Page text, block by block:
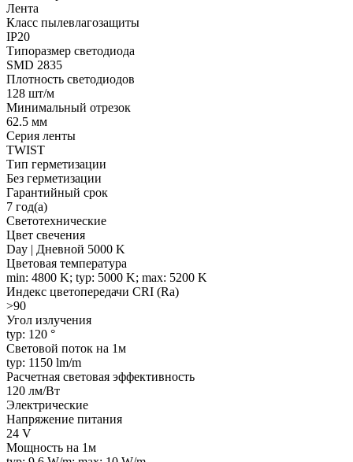
Лента
Класс пылевлагозащиты
IP20
Типоразмер светодиода
SMD 2835
Плотность светодиодов
128 шт/м
Минимальный отрезок
62.5 мм
Серия ленты
TWIST
Тип герметизации
Без герметизации
Гарантийный срок
7 год(а)
Светотехнические
Цвет свечения
Day | Дневной 5000 K
Цветовая температура
min: 4800 K; typ: 5000 K; max: 5200 K
Индекс цветопередачи CRI (Ra)
>90
Угол излучения
typ: 120 °
Световой поток на 1м
typ: 1150 lm/m
Расчетная световая эффективность
120 лм/Вт
Электрические
Напряжение питания
24 V
Мощность на 1м